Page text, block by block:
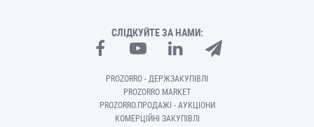
СЛІДКУЙТЕ ЗА НАМИ:
PROZORRO - ДЕРЖЗАКУПІВЛІ
PROZORRO MARKET
PROZORRO.ПРОДАЖІ - АУКЦІОНИ
КОМЕРЦІЙНІ ЗАКУПІВЛІ